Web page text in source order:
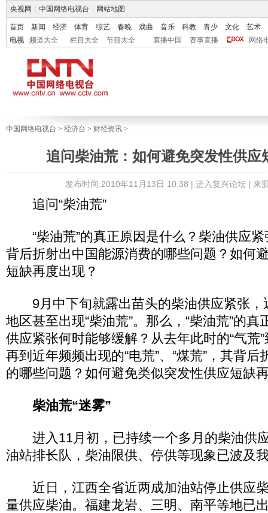
央视网 中国网络电视台 网站地图
首页 新闻 经济 体育 综艺 春晚 戏曲 音乐 科教 青少 文化
艺术
电视
频道大全 栏目大全 节目大全 直播中国 赛事直播 网络
中国网络电视台 > 经济台 > 财经资讯 >
追问柴油荒：如何避免突发性供应
发布时间:2010年11月13日 10:38 | 进入复兴论坛| 来
追问“柴油荒”
“柴油荒”的真正原因是什么？柴油供应紧
背后折射出中国能源消费的哪些问题？如何
短缺再度出现？
9月中下旬就露出苗头的柴油供应紧张，
地区甚至出现“柴油荒”。那么，“柴油荒”的
供应紧张何时能够缓解？从去年此时的“气荒”
再到近年频频出现的“电荒”、“煤荒”，其背
的哪些问题？如何避免类似突发性供应短缺
柴油荒“迷雾”
进入11月初，已持续一个多月的柴油供
油站排长队，柴油限供、停供等现象已波及
近日，江西全省近两成加油站停止供应
量供应柴油。福建龙岩、三明、南平等地已